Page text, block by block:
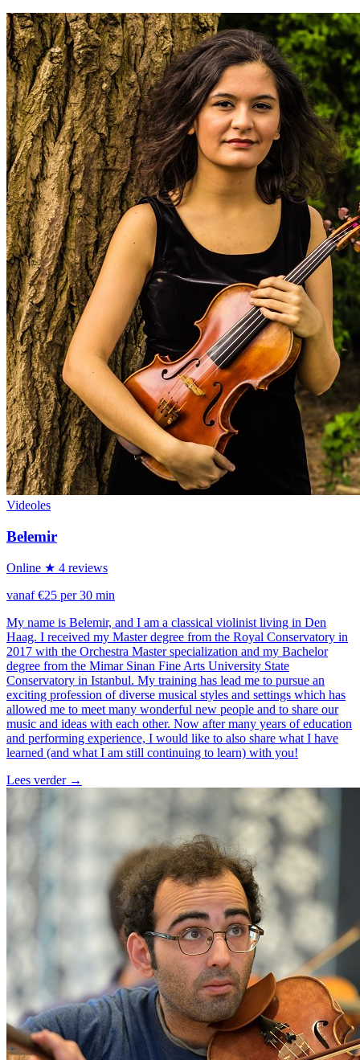
Videoles
Belemir
Online ★ 4 reviews
vanaf €25 per 30 min
My name is Belemir, and I am a classical violinist living in Den
Haag. I received my Master degree from the Royal Conservatory in
2017 with the Orchestra Master specialization and my Bachelor
degree from the Mimar Sinan Fine Arts University State
Conservatory in Istanbul. My training has lead me to pursue an
exciting profession of diverse musical styles and settings which has
allowed me to meet many wonderful new people and to share our
music and ideas with each other. Now after many years of education
and performing experience, I would like to also share what I have
learned (and what I am still continuing to learn) with you!
Lees verder →